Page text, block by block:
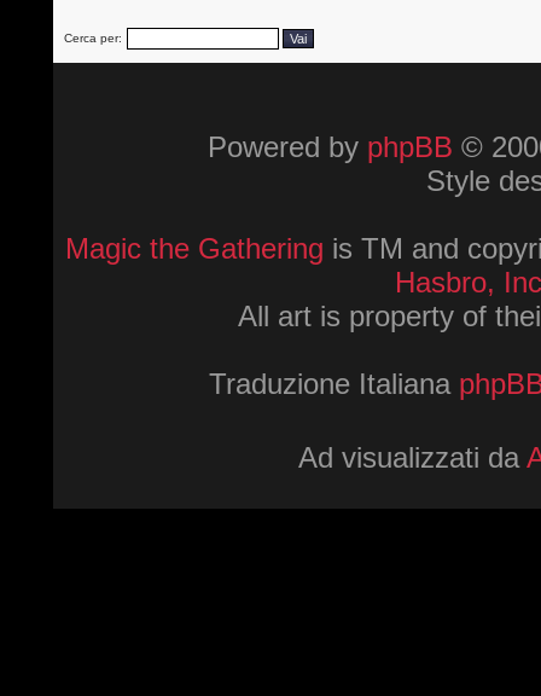
Cerca per:
Powered by phpBB ©
Style
Magic the Gathering is TM and
Hasbro,
All art is property of
Traduzione Italiana
Ad visualizzati da